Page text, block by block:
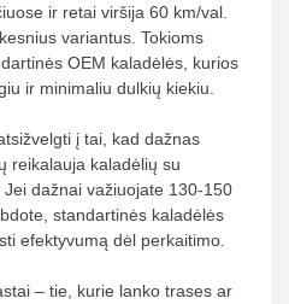
ir retai viršija 60 km/val.
variantus. Tokioms
OEM kaladėlės, kurios
ir minimaliu dulkių kiekiu.
į tai, kad dažnas
reikalauja kaladėlių su
dažnai važiuojate 130-150
standartinės kaladėlės
efektyvumą dėl perkaitimo.
– tie, kurie lanko trases ar